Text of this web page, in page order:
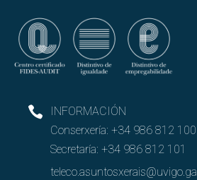
INFORMACIÓN
Conserxería: +34 986 812 100
Secretaría: +34 986 812 101
teleco.asuntosxerais@uvigo.gal